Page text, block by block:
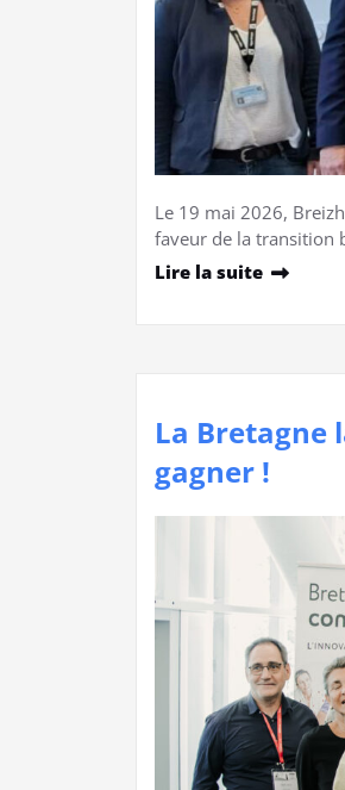
Le 19 mai 2026,
faveur de la transition
Lire la suite
La Bretagne
gagner !